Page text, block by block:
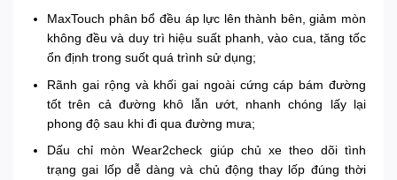
MaxTouch phân bổ đều áp lực lên thành bên, giảm mòn
không đều và duy trì hiệu suất phanh, vào cua, tăng tốc
ổn định trong suốt quá trình sử dụng;
Rãnh gai rộng và khối gai ngoài cứng cáp bám đường
tốt trên cả đường khô lẫn ướt, nhanh chóng lấy lại
phong độ sau khi đi qua đường mưa;
Dấu chỉ mòn Wear2check giúp chủ xe theo dõi tình
trạng gai lốp dễ dàng và chủ động thay lốp đúng thời